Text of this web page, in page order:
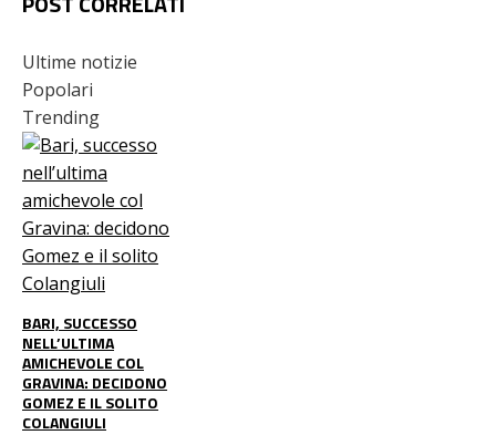
Ultime notizie
Popolari
Trending
BARI, SUCCESSO
NELL’ULTIMA
AMICHEVOLE COL
GRAVINA: DECIDONO
GOMEZ E IL SOLITO
COLANGIULI